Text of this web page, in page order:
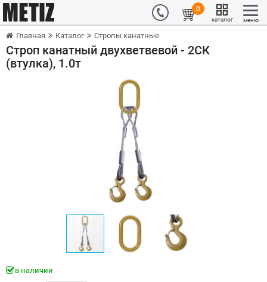
0
каталог меню
Главная Каталог Стропы канатные
Строп канатный двухветвевой - 2СК
(втулка), 1.0т
в наличии